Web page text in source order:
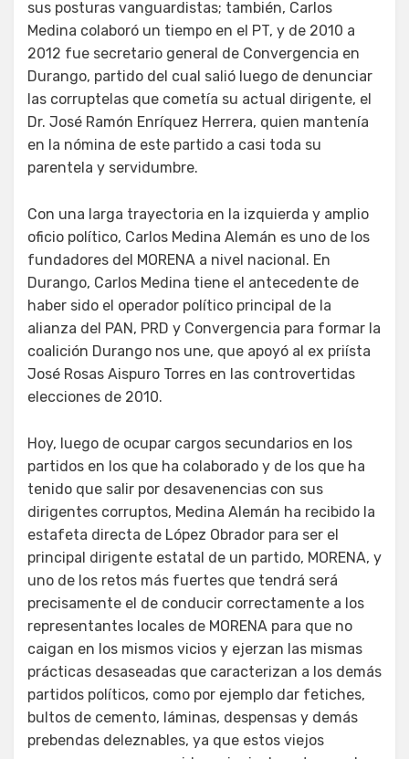
sus posturas vanguardistas; también, Carlos
Medina colaboró un tiempo en el PT, y de 2010 a
2012 fue secretario general de Convergencia en
Durango, partido del cual salió luego de denunciar
las corruptelas que cometía su actual dirigente, el
Dr. José Ramón Enríquez Herrera, quien mantenía
en la nómina de este partido a casi toda su
parentela y servidumbre.
Con una larga trayectoria en la izquierda y amplio
oficio político, Carlos Medina Alemán es uno de los
fundadores del MORENA a nivel nacional. En
Durango, Carlos Medina tiene el antecedente de
haber sido el operador político principal de la
alianza del PAN, PRD y Convergencia para formar la
coalición Durango nos une, que apoyó al ex priísta
José Rosas Aispuro Torres en las controvertidas
elecciones de 2010.
Hoy, luego de ocupar cargos secundarios en los
partidos en los que ha colaborado y de los que ha
tenido que salir por desavenencias con sus
dirigentes corruptos, Medina Alemán ha recibido la
estafeta directa de López Obrador para ser el
principal dirigente estatal de un partido, MORENA, y
uno de los retos más fuertes que tendrá será
precisamente el de conducir correctamente a los
representantes locales de MORENA para que no
caigan en los mismos vicios y ejerzan las mismas
prácticas desaseadas que caracterizan a los demás
partidos políticos, como por ejemplo dar fetiches,
bultos de cemento, láminas, despensas y demás
prebendas deleznables, ya que estos viejos